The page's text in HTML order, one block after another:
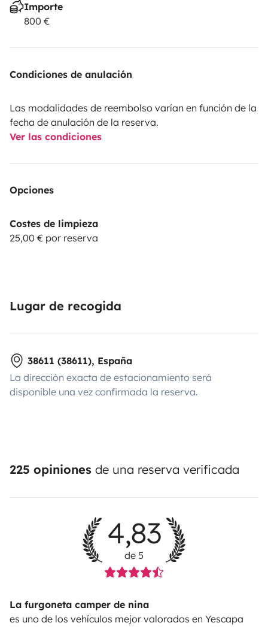
Importe
800 €
Condiciones de anulación
Las modalidades de reembolso varían en función de la
fecha de anulación de la reserva.
Ver las condiciones
Opciones
Costes de limpieza
25,00 € por reserva
Lugar de recogida
38611 (38611), España
La dirección exacta de estacionamiento será
disponible una vez confirmada la reserva.
225 opiniones de una reserva verificada
4,83
de 5
La furgoneta camper de nina
es uno de los vehículos mejor valorados en Yescapa